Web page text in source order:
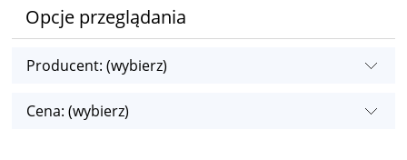
Opcje przeglądania
Producent: (wybierz)
Cena: (wybierz)